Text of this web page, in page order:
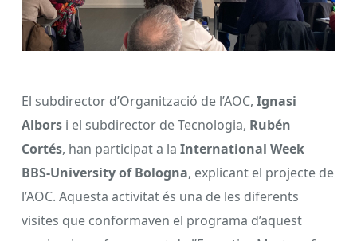
El subdirector d’Organització de l’AOC, Ignasi
Albors i el subdirector de Tecnologia, Rubén
Cortés, han participat a la International Week
BBS-University of Bologna, explicant el projecte de
l’AOC. Aquesta activitat és una de les diferents
visites que conformaven el programa d’aquest